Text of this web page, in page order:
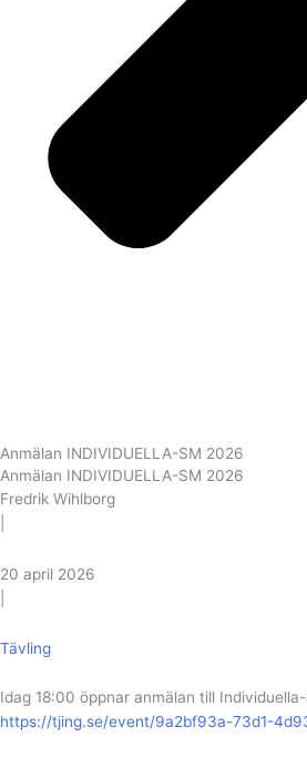
Anmälan INDIVIDUELLA-SM 2026
Anmälan INDIVIDUELLA-SM 2026
Fredrik Wihlborg
20 april 2026
Tävling
Idag 18:00 öppnar anmälan till
https://tjing.se/event/9a2bf93a-73d1-